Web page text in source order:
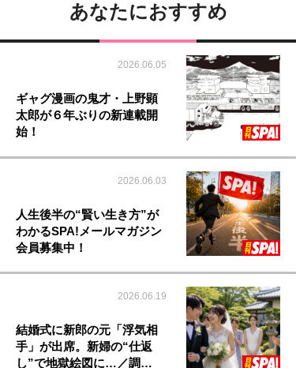
あなたにおすすめ
2026.06.05
ギャグ漫画の鬼才・上野顕
太郎が６年ぶりの新連載開
始！
2026.06.03
人生後半の“賢い生き方”が
わかるSPA!メールマガジン
会員募集中！
2026.06.19
結婚式に新郎の元「浮気相
手」が出席。新婦の“仕返
し”で地獄絵図に…／調…